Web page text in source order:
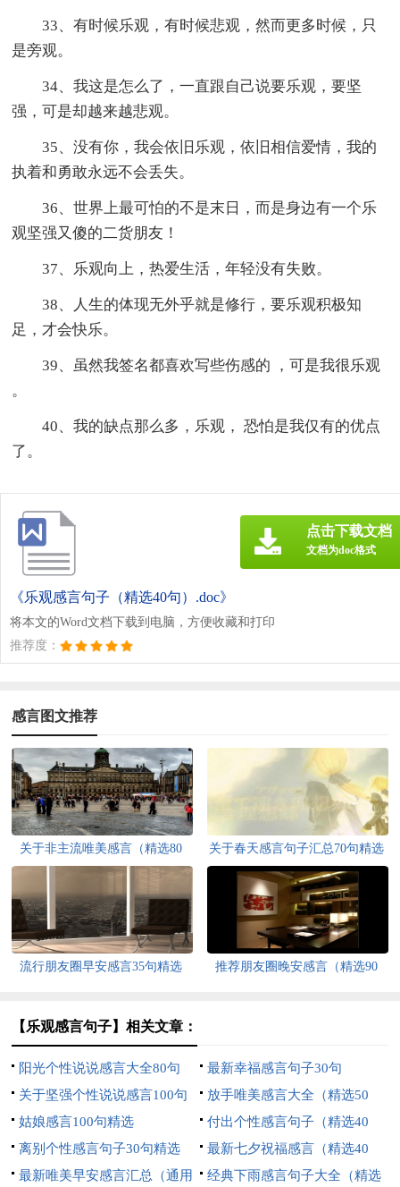
33、有时候乐观，有时候悲观，然而更多时候，只
是旁观。
34、我这是怎么了，一直跟自己说要乐观，要坚
强，可是却越来越悲观。
35、没有你，我会依旧乐观，依旧相信爱情，我的
执着和勇敢永远不会丢失。
36、世界上最可怕的不是末日，而是身边有一个乐
观坚强又傻的二货朋友！
37、乐观向上，热爱生活，年轻没有失败。
38、人生的体现无外乎就是修行，要乐观积极知
足，才会快乐。
39、虽然我签名都喜欢写些伤感的 ，可是我很乐观
。
40、我的缺点那么多，乐观， 恐怕是我仅有的优点
了。
《乐观感言句子（精选40句）.doc》
将本文的Word文档下载到电脑，方便收藏和打印
推荐度：
点击下载文档
文档为doc格式
感言图文推荐
关于非主流唯美感言（精选80
句）
关于春天感言句子汇总70句精选
流行朋友圈早安感言35句精选
推荐朋友圈晚安感言（精选90
【乐观感言句子】相关文章：
阳光个性说说感言大全80句
最新幸福感言句子30句
关于坚强个性说说感言100句
精选
放手唯美感言大全（精选50
句）
姑娘感言100句精选
付出个性感言句子（精选40
句）
离别个性感言句子30句精选
最新七夕祝福感言（精选40
句）
最新唯美早安感言汇总（通用 经典下雨感言句子大全（精选